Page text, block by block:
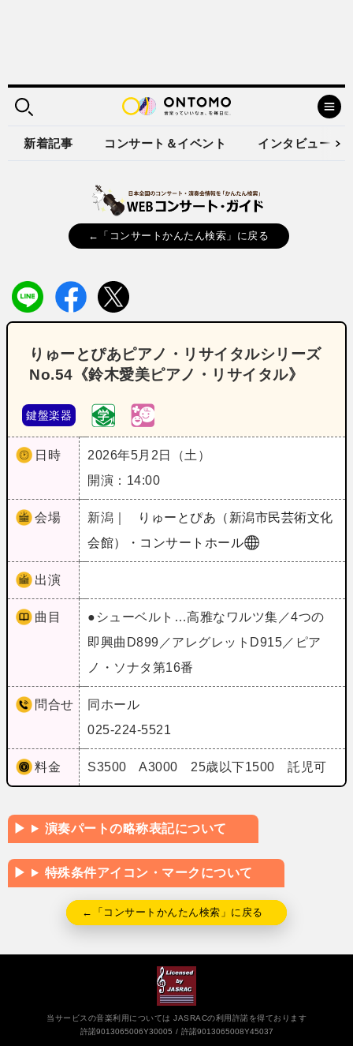
新着記事 コンサート＆イベント インタビュー
←「コンサートかんたん検索」に戻る
りゅーとぴあピアノ・リサイタルシリーズ
No.54《鈴木愛美ピアノ・リサイタル》
鍵盤楽器
日時
2026年5月2日（土）
開演：14:00
会場 新潟｜
りゅーとぴあ（新潟市民芸術文化
会館）・コンサートホール
出演
曲目
●シューベルト…高雅なワルツ集／4つの
即興曲D899／アレグレットD915／ピア
ノ・ソナタ第16番
問合せ
同ホール
025-224-5521
料金 S3500 A3000 25歳以下1500 託児可
演奏パートの略称表記について
特殊条件アイコン・マークについて
←「コンサートかんたん検索」に戻る
当サービスの音楽利用については JASRACの利用許諾を得ております
許諾9013065006Y30005
許諾9013065008Y45037